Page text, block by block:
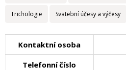
Trichologie Svatební účesy a výčesy
Kontaktní osoba
Telefonní číslo